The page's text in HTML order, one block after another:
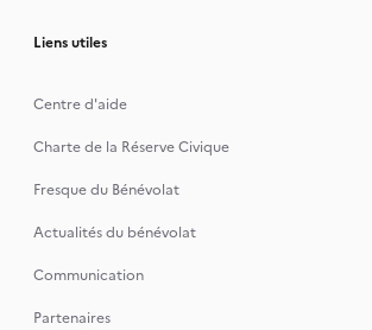
Liens utiles
Centre d'aide
Charte de la Réserve Civique
Fresque du Bénévolat
Actualités du bénévolat
Communication
Partenaires